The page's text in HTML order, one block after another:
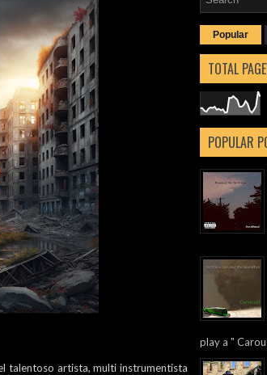
talentoso artista, multi instrumentista
Popular
TOTAL
POPULAR
play a "